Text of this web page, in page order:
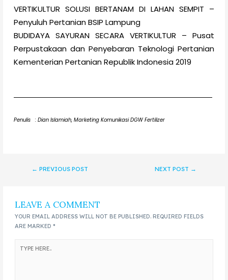
VERTIKULTUR SOLUSI BERTANAM DI LAHAN SEMPIT –
Penyuluh Pertanian BSIP Lampung
BUDIDAYA SAYURAN SECARA VERTIKULTUR – Pusat
Perpustakaan dan Penyebaran Teknologi Pertanian
Kementerian Pertanian Republik Indonesia 2019
Penulis : Dian Islamiah, Marketing Komunikasi DGW Fertilizer
← PREVIOUS POST NEXT POST →
LEAVE A COMMENT
YOUR EMAIL ADDRESS WILL NOT BE PUBLISHED. REQUIRED FIELDS
ARE MARKED*